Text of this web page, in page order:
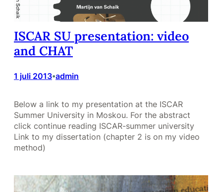
ISCAR SU presentation: video
and CHAT
1 juli 2013•admin
Below a link to my presentation at the ISCAR
Summer University in Moskou. For the abstract
click continue reading ISCAR-summer university
Link to my dissertation (chapter 2 is on my video
method)